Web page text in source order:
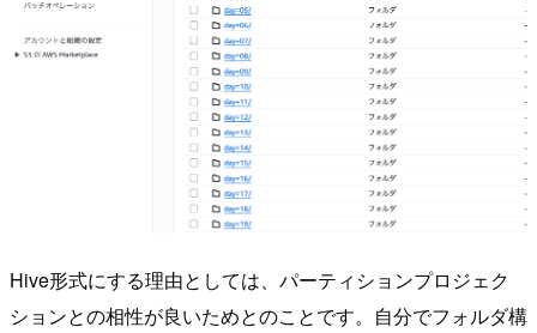
Hive形式にする理由としては、パーティションプロジェク
ションとの相性が良いためとのことです。自分でフォルダ構